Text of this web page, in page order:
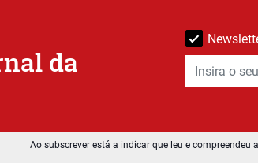
da
Ao subscrever está a indicar que leu e compreendeu